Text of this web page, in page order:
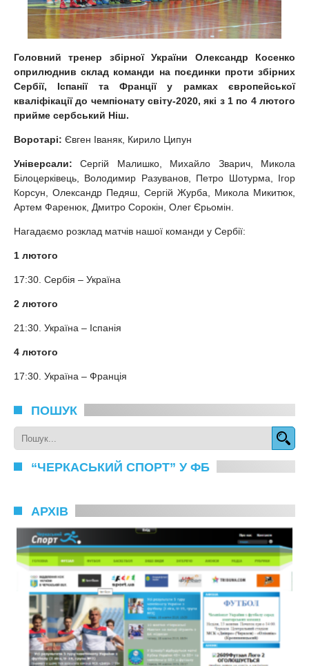
Головний тренер збірної України Олександр Косенко
оприлюднив склад команди на поєдинки проти збірних
Сербії, Іспанії та Франції у рамках європейської
кваліфікації до чемпіонату світу-2020, які з 1 по 4 лютого
прийме сербський Ніш.
Воротарі: Євген Іваняк, Кирило Ципун
Універсали: Сергій Малишко, Михайло Зварич, Микола
Білоцерківець, Володимир Разуванов, Петро Шотурма, Ігор
Корсун, Олександр Педяш, Сергій Журба, Микола Микитюк,
Артем Фаренюк, Дмитро Сорокін, Олег Єрьомін.
Нагадаємо розклад матчів нашої команди у Сербії:
1 лютого
17:30. Сербія – Україна
2 лютого
21:30. Україна – Іспанія
4 лютого
17:30. Україна – Франція
ПОШУК
“ЧЕРКАСЬКИЙ СПОРТ” У ФБ
АРХІВ